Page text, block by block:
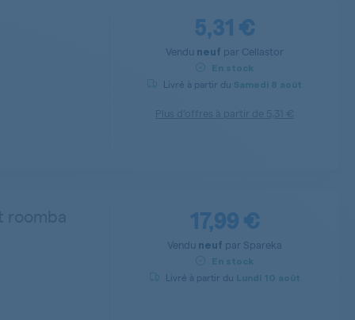
5,31 €
Vendu neuf par Cellastor
En stock
Livré à partir du Samedi 8 août
17,99 €
Vendu neuf par Spareka
En stock
Livré à partir du Lundi 10 août